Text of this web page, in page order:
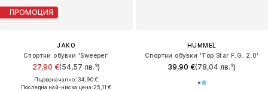
ПРОМОЦИЯ
JAKO
Спортни обувки 'Sweeper'
27,90 €(54,57 лв.³)
Първоначално: 34,90 €
Последна най-ниска цена:25,11 €
HUMMEL
Спортни обувки 'Top Star F.G. 2.0'
39,90 €(78,04 лв.³)